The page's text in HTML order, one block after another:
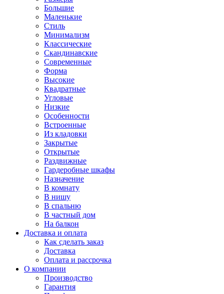
Большие
Маленькие
Стиль
Минимализм
Классические
Скандинавские
Современные
Форма
Высокие
Квадратные
Угловые
Низкие
Особенности
Встроенные
Из кладовки
Закрытые
Открытые
Раздвижные
Гардеробные шкафы
Назначение
В комнату
В нишу
В спальню
В частный дом
На балкон
Доставка и оплата
Как сделать заказ
Доставка
Оплата и рассрочка
О компании
Производство
Гарантия